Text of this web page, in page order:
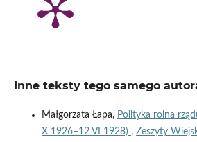
Inne teksty tego samego
Małgorzata Łapa, Polityka rolna
X 1926–12 VI 1928) , Zeszyty